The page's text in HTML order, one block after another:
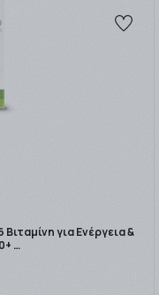
για Ενέργεια &
…